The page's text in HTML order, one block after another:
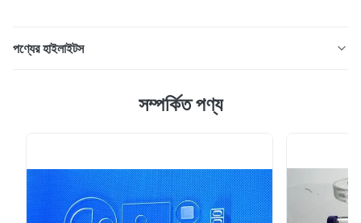
পণ্যের হাইলাইটস
একটি অত্যন্ত বহুমুখী উপাদান।এটিতে দুর্দান্ত বৈদ্যুতিনালক জারা কর্মক্ষমতা সহ
সম্পর্কিত পণ্য